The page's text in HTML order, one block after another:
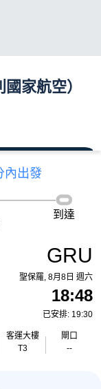
家航空）
內出發
到達
GRU
聖保羅, 8月8日 週六
18:48
已安排: 19:30
客運大樓
T3
閘口
--